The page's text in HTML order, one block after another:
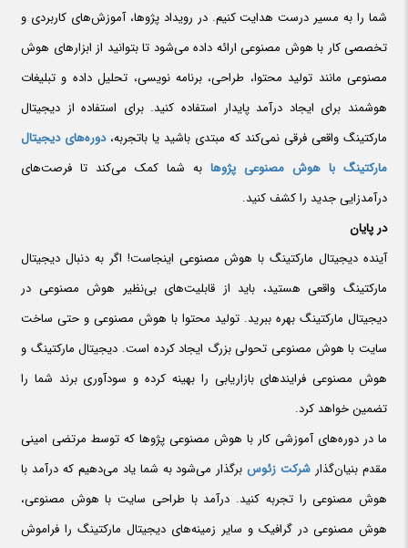
شما را به مسیر درست هدایت کنیم. در رویداد پژوها، آموزش‌های کاربردی و
تخصصی کار با هوش مصنوعی ارائه داده می‌شود تا بتوانید از ابزارهای هوش
مصنوعی مانند تولید محتوا، طراحی، برنامه نویسی، تحلیل داده و تبلیغات
هوشمند برای ایجاد درآمد پایدار استفاده کنید. برای استفاده از دیجیتال
مارکتینگ واقعی فرقی نمی‌کند که مبتدی باشید یا باتجربه،دوره‌های دیجیتال
مارکتینگ با هوش مصنوعی پژوها به شما کمک می‌کند تا فرصت‌های
درآمدزایی جدید را کشف کنید.
در پایان
آینده دیجیتال مارکتینگ با هوش مصنوعی اینجاست! اگر به دنبال دیجیتال
مارکتینگ واقعی هستید، باید از قابلیت‌های بی‌نظیر هوش مصنوعی در
دیجیتال مارکتینگ بهره ببرید. تولید محتوا با هوش مصنوعی و حتی ساخت
سایت با هوش مصنوعی تحولی بزرگ ایجاد کرده است. دیجیتال مارکتینگ و
هوش مصنوعی فرایندهای بازاریابی را بهینه کرده و سودآوری برند شما را
تضمین خواهد کرد.
ما در دوره‌های آموزشی کار با هوش مصنوعی پژوها که توسط مرتضی امینی
مقدم بنیان‌گذار شرکت زئوس برگذار می‌شود به شما یاد می‌دهیم که درآمد با
هوش مصنوعی را تجربه کنید. درآمد با طراحی سایت با هوش مصنوعی،
هوش مصنوعی در گرافیک و سایر زمینه‌های دیجیتال مارکتینگ را فراموش